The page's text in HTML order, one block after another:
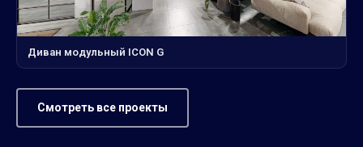
Диван модульный ICON G
Смотреть все проекты